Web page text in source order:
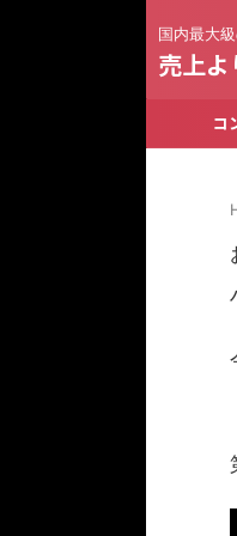
国内最大
売上
コ